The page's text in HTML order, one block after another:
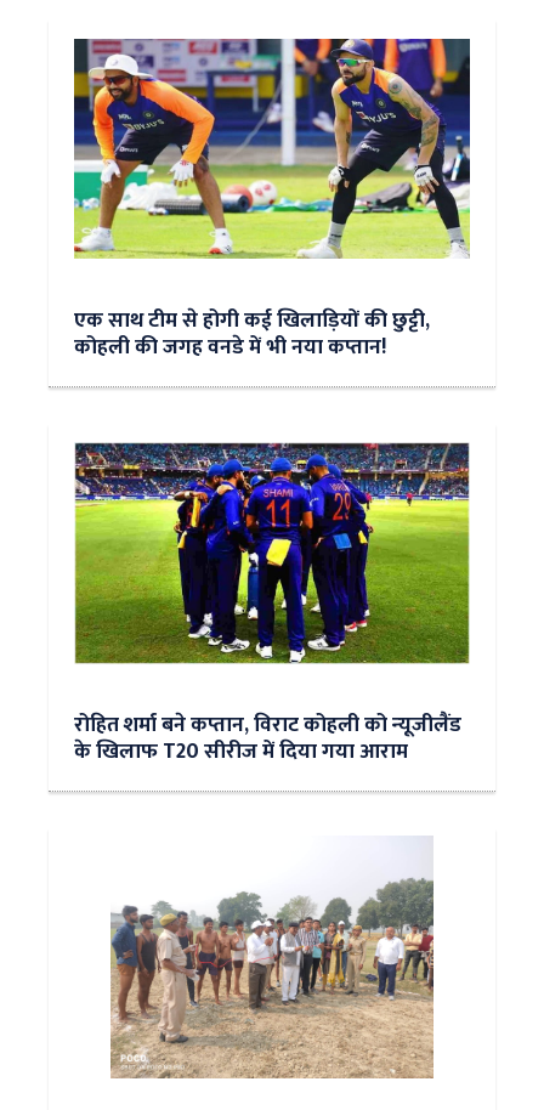
एक साथ टीम से होगी कई खिलाड़ियों की छुट्टी,
कोहली की जगह वनडे में भी नया कप्तान!
रोहित शर्मा बने कप्तान, विराट कोहली को न्‍यूजीलैंड
के ख‍िलाफ T20 सीरीज में दिया गया आराम